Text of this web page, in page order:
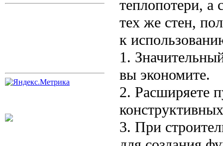
теплопотери, а
тех же стен,
к
1.
вы экономите.
2. Расширяете
3. При